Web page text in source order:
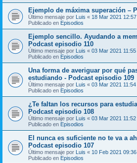
Ejemplo de máxima superación –
Último mensaje por Luis « 18 Mar 2021 12:57
Publicado en Episodios
Ejemplo sencillo. Ayudando a
Podcast episodio 110
Último mensaje por Luis « 03 Mar 2021 11:55
Publicado en Episodios
Una forma de averiguar por qué
estudiando - Podcast episodio 109
Último mensaje por Luis « 03 Mar 2021 11:54
Publicado en Episodios
¿Te faltan los recursos para
Podcast episodio 108
Último mensaje por Luis « 03 Mar 2021 11:52
Publicado en Episodios
El nunca es suficiente no te va a
Podcast episodio 107
Último mensaje por Luis « 10 Feb 2021 09:36
Publicado en Episodios